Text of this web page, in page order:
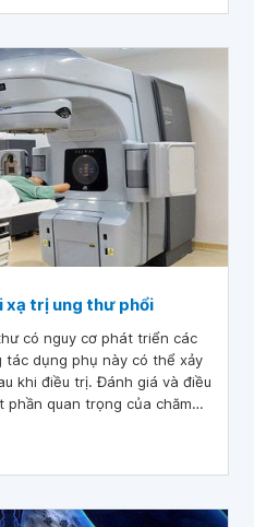
xạ trị ung thư phổi
có nguy cơ phát triển các
tác dụng phụ này có thể xảy
khi điều trị. Đánh giá và điều
quan trọng của chăm
gì? Hãy đọc thêm bài viết